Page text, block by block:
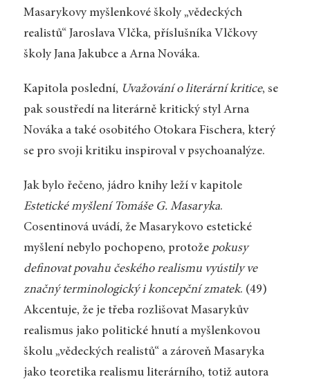
Masarykovy myšlenkové školy „vědeckých
realistů“ Jaroslava Vlčka, příslušníka Vlčkovy
školy Jana Jakubce a Arna Nováka.
Kapitola poslední, Uvažování o literární kritice, se
pak soustředí na literárně kritický styl Arna
Nováka a také osobitého Otokara Fischera, který
se pro svoji kritiku inspiroval v psychoanalýze.
Jak bylo řečeno, jádro knihy leží v kapitole
Estetické myšlení Tomáše G. Masaryka.
Cosentinová uvádí, že Masarykovo estetické
myšlení nebylo pochopeno, protože pokusy
definovat povahu českého realismu vyústily ve
značný terminologický i koncepční zmatek. (49)
Akcentuje, že je třeba rozlišovat Masarykův
realismus jako politické hnutí a myšlenkovou
školu „vědeckých realistů“ a zároveň Masaryka
jako teoretika realismu literárního, totiž autora